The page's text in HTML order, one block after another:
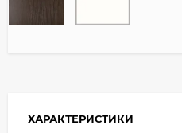
ХАРАКТЕРИСТИКИ